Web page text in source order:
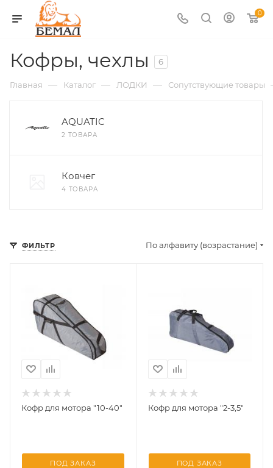
0
Кофры, чехлы 6
Главная — Каталог — ЛОДКИ — Сопутствующие товары
AQUATIC
2 ТОВАРА
Ковчег
4 ТОВАРА
ФИЛЬТР По алфавиту (возрастание)
Кофр для мотора "10-40"
ПОД ЗАКАЗ
Кофр для мотора "2-3,5"
ПОД ЗАКАЗ